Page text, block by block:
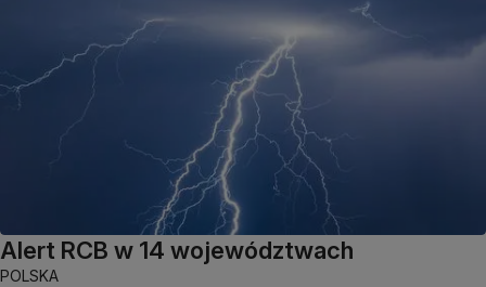
Alert RCB w 14 województwach
POLSKA